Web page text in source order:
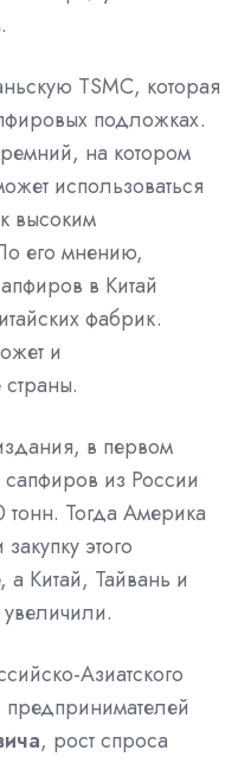
.
TSMC, которая
подложках.
на котором
использоваться
высоким
его мнению,
в Китай
фабрик.
и
в первом
сапфиров из России
Тогда Америка
этого
а Китай, Тайвань и
Азиатского
, рост спроса